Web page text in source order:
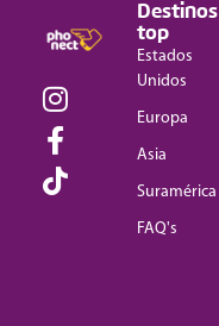
Destinos
top
Estados
Unidos
Europa
Asia
Suramérica
FAQ's